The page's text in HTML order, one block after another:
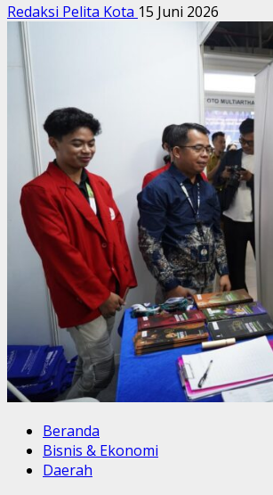
Redaksi Pelita Kota 15 Juni 2026
Beranda
Bisnis & Ekonomi
Daerah